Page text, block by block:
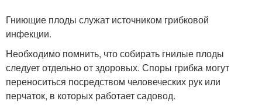
Гниющие плоды служат источником грибковой
инфекции.
Необходимо помнить, что собирать гнилые плоды
следует отдельно от здоровых. Споры грибка могут
переноситься посредством человеческих рук или
перчаток, в которых работает садовод.